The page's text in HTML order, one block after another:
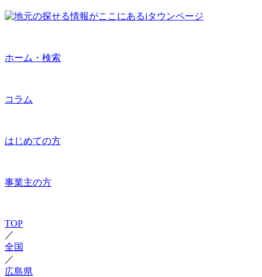
ホーム・検索
コラム
はじめての方
事業主の方
TOP
／
全国
／
広島県